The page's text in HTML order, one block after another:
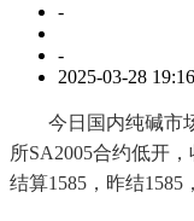
-
-
2025-03-28 19:16
今日国内纯碱市场
所SA2005合约低开
结算1585，昨结1585